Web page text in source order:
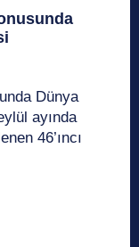
Dünya
ayında
46’ıncı